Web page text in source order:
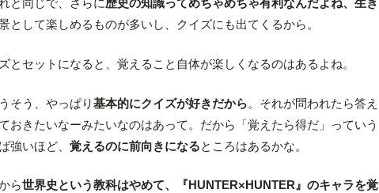
と同じで、さらに歴史の知識ってめちゃめちゃ有利なんだよね、生き
として楽しめるものが多いし、クイズにも出てくるから。
セットになると、覚えること自体が楽しくなるのはあるよね。
そう、やっぱり基本的にクイズが好きだから。それが問われたら答え
おきたいなーみたいなのはあって。だから「覚えたら得だ」っていう
強いほど、覚えるのに前向きになるところはあるかな。
ら世界史という教科はやめて、『HUNTER×HUNTER』のキャラを覚